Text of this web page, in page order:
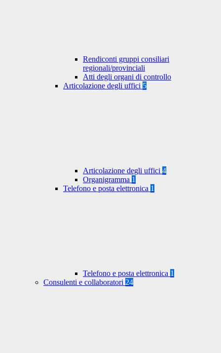
Rendiconti gruppi consiliari
regionali/provinciali
Atti degli organi di controllo
Articolazione degli uffici 5
Articolazione degli uffici 4
Organigramma 1
Telefono e posta elettronica 1
Telefono e posta elettronica 1
Consulenti e collaboratori 24